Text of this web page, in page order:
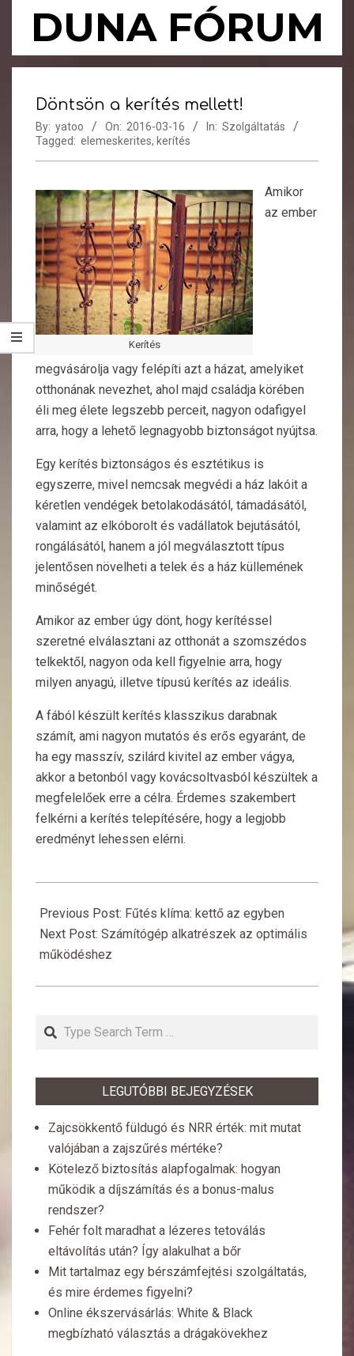
DUNA FÓRUM
Primary
MenuDöntsön a kerítés mellett!
By: yatoo On: 2016-03-16 In: Szolgáltatás
Tagged: elemeskerites, kerítés
Kerítés
Amikor
az ember
megvásárolja vagy felépíti azt a házat, amelyiket
otthonának nevezhet, ahol majd családja körében
éli meg élete legszebb perceit, nagyon odafigyel
arra, hogy a lehető legnagyobb biztonságot nyújtsa.
Egy kerítés biztonságos és esztétikus is
egyszerre, mivel nemcsak megvédi a ház lakóit a
kéretlen vendégek betolakodásától, támadásától,
valamint az elkóborolt és vadállatok bejutásától,
rongálásától, hanem a jól megválasztott típus
jelentősen növelheti a telek és a ház küllemének
minőségét.
Amikor az ember úgy dönt, hogy kerítéssel
szeretné elválasztani az otthonát a szomszédos
telkektől, nagyon oda kell figyelnie arra, hogy
milyen anyagú, illetve típusú kerítés az ideális.
A fából készült kerítés klasszikus darabnak
számít, ami nagyon mutatós és erős egyaránt, de
ha egy masszív, szilárd kivitel az ember vágya,
akkor a betonból vagy kovácsoltvasból készültek a
megfelelőek erre a célra. Érdemes szakembert
felkérni a kerítés telepítésére, hogy a legjobb
eredményt lehessen elérni.
03-
16
Previous Post: Fűtés klíma: kettő az egyben
Next Post: Számítógép alkatrészek az optimális
működéshez
Search
LEGUTÓBBI BEJEGYZÉSEK
Zajcsökkentő füldugó és NRR érték: mit mutat
valójában a zajszűrés mértéke?
Kötelező biztosítás alapfogalmak: hogyan
működik a díjszámítás és a bonus-malus
rendszer?
Fehér folt maradhat a lézeres tetoválás
eltávolítás után? Így alakulhat a bőr
Mit tartalmaz egy bérszámfejtési szolgáltatás,
és mire érdemes figyelni?
Online ékszervásárlás: White & Black
megbízható választás a drágakövekhez